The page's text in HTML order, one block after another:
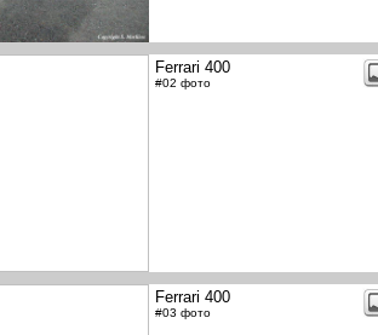
Ferrari 400
#02 фото
Ferrari 400
#03 фото